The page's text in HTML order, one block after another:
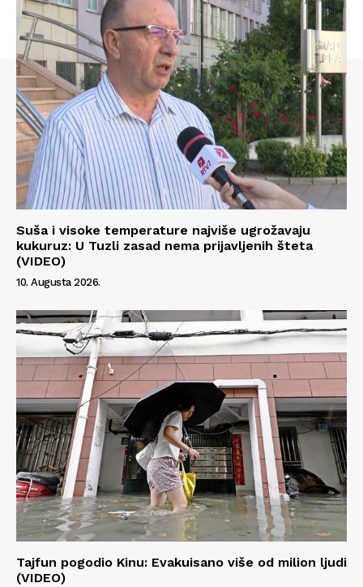
Suša i visoke temperature najviše ugrožavaju
kukuruz: U Tuzli zasad nema prijavljenih šteta
(VIDEO)
10. Augusta 2026.
Tajfun pogodio Kinu: Evakuisano više od milion ljudi
(VIDEO)